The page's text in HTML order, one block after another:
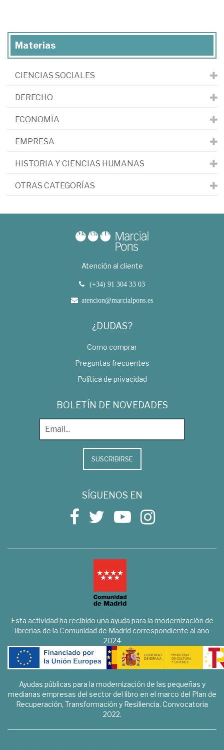
Materias
CIENCIAS SOCIALES
DERECHO
ECONOMÍA
EMPRESA
HISTORIA Y CIENCIAS HUMANAS
OTRAS CATEGORÍAS
Atención al cliente
(+34) 91 304 33 03
atencion@marcialpons.es
¿DUDAS?
Como comprar
Preguntas frecuentes
Política de privacidad
BOLETÍN DE NOVEDADES
SUSCRIBIRSE
SÍGUENOS EN
Esta actividad ha recibido una ayuda para la modernización de
librerías de la Comunidad de Madrid correspondiente al año
2024
Ayudas públicas para la modernización de las pequeñas y
medianas empresas del sector del libro en el marco del Plan de
Recuperación, Transformación y Resiliencia. Convocatoria
2022.